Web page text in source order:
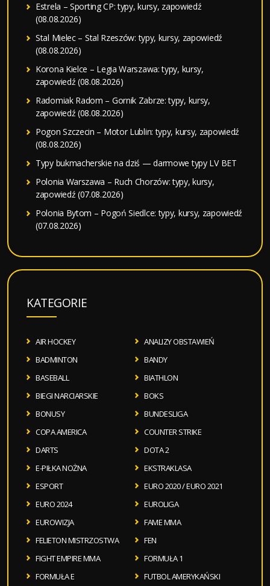
Estrela – Sporting CP: typy, kursy, zapowiedź
(08.08.2026)
Stal Mielec – Stal Rzeszów: typy, kursy, zapowiedź
(08.08.2026)
Korona Kielce – Legia Warszawa: typy, kursy,
zapowiedź (08.08.2026)
Radomiak Radom – Gornik Zabrze: typy, kursy,
zapowiedź (08.08.2026)
Pogon Szczecin – Motor Lublin: typy, kursy, zapowiedź
(08.08.2026)
Typy bukmacherskie na dziś — darmowe typy LV BET
Polonia Warszawa – Ruch Chorzów: typy, kursy,
zapowiedź (07.08.2026)
Polonia Bytom – Pogoń Siedlce: typy, kursy, zapowiedź
(07.08.2026)
KATEGORIE
AIR HOCKEY
ANALIZY OBSTAWIEŃ
BADMINTON
BANDY
BASEBALL
BIATHLON
BIEGI NARCIARSKIE
BOKS
BONUSY
BUNDESLIGA
COPA AMERICA
COUNTER STRIKE
DARTS
DOTA 2
E-PIŁKA NOŻNA
EKSTRAKLASA
ESPORT
EURO 2020 / EURO 2021
EURO 2024
EUROLIGA
EUROWIZJA
FAME MMA
FELIETON MISTRZOSTWA
FEN
FIGHT EMPIRE MMA
FORMUŁA 1
FORMUŁA E
FUTBOL AMERYKAŃSKI